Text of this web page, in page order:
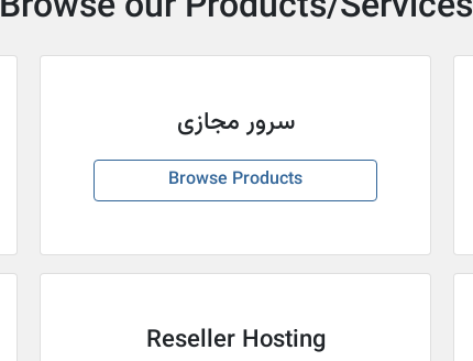
سرور مجازی
Browse Products
Reseller Hosting